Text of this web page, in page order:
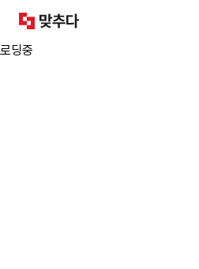
로딩중